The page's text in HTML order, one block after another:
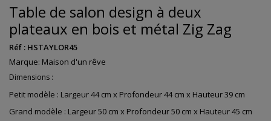
Table de salon design à deux
plateaux en bois et métal Zig Zag
Réf : HSTAYLOR45
Marque: Maison d'un rêve
Dimensions :
Petit modèle : Largeur 44 cm x Profondeur 44 cm x Hauteur 39 cm
Grand modèle : Largeur 50 cm x Profondeur 50 cm x Hauteur 45 cm